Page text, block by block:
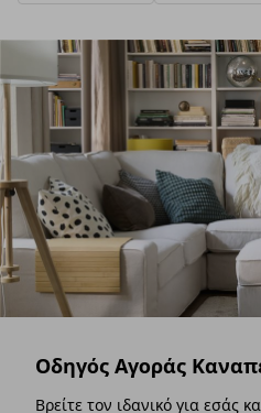
Οδηγός Αγοράς
Βρείτε τον ιδανικό για εσάς